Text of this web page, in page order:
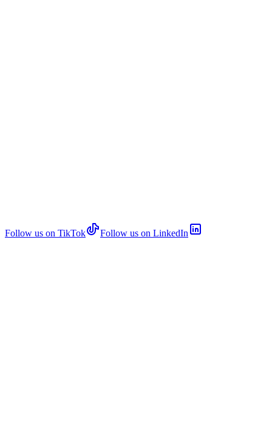
Follow us on TikTok Follow us on LinkedIn